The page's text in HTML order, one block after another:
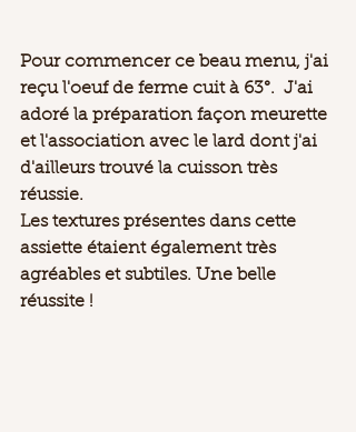
Pour commencer ce beau menu, j'ai
reçu l'oeuf de ferme cuit à 63°.  J'ai
adoré la préparation façon meurette
et l'association avec le lard dont j'ai
d'ailleurs trouvé la cuisson très
réussie.
Les textures présentes dans cette
assiette étaient également très
agréables et subtiles. Une belle
réussite !